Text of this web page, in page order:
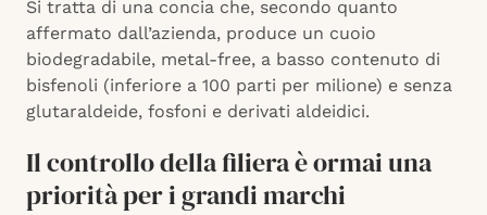
Si tratta di una concia che, secondo quanto
affermato dall’azienda, produce un cuoio
biodegradabile, metal-free, a basso contenuto di
bisfenoli (inferiore a 100 parti per milione) e senza
glutaraldeide, fosfoni e derivati aldeidici.
Il controllo della filiera è ormai una
priorità per i grandi marchi